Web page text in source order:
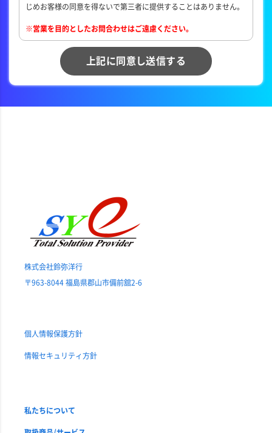
じめお客様の同意を得ないで第三者に提供することはありません。
※営業を目的としたお問合わせはご遠慮ください。
株式会社鈴弥洋行
〒963-8044 福島県郡山市備前舘2-6
個人情報保護方針
情報セキュリティ方針
私たちについて